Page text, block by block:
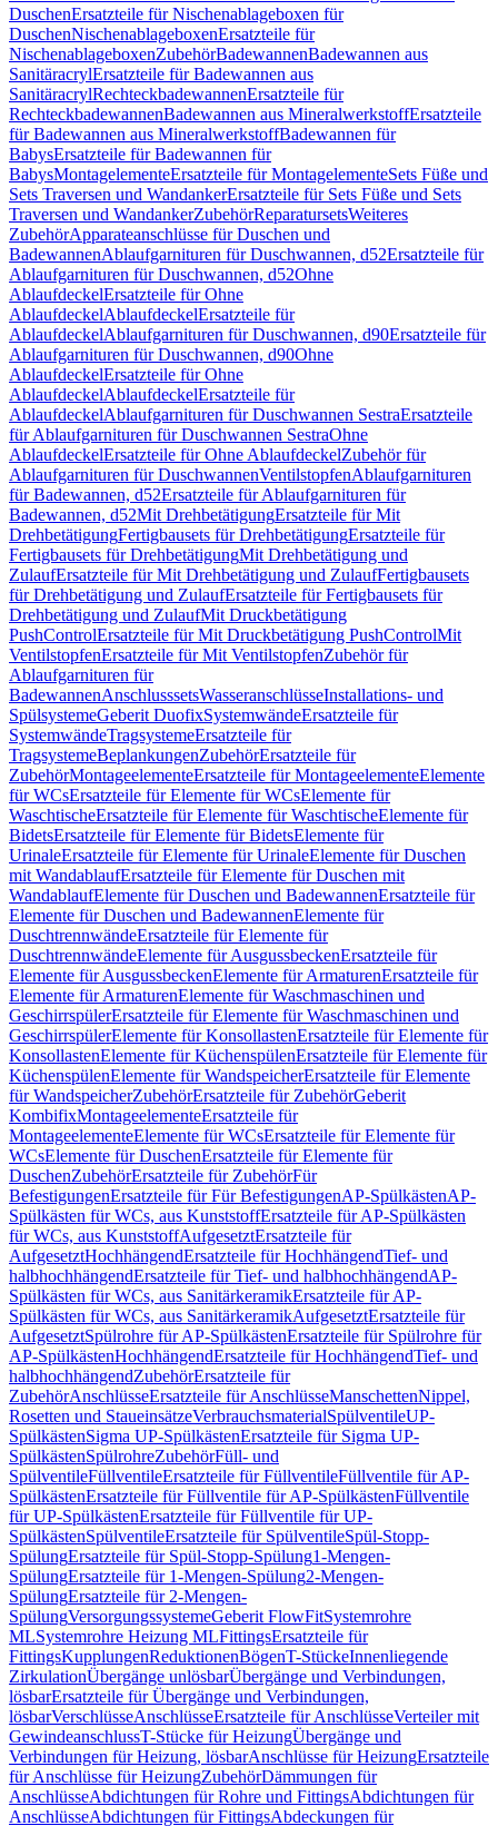
DuschenErsatzteile für Nischenablageboxen für
DuschenNischenablageboxenErsatzteile für
NischenablageboxenZubehörBadewannenBadewannen aus
SanitäracrylErsatzteile für Badewannen aus
SanitäracrylRechteckbadewannenErsatzteile für
RechteckbadewannenBadewannen aus MineralwerkstoffErsatzteile
für Badewannen aus MineralwerkstoffBadewannen für
BabysErsatzteile für Badewannen für
BabysMontagelementeErsatzteile für MontagelementeSets Füße und
Sets Traversen und WandankerErsatzteile für Sets Füße und Sets
Traversen und WandankerZubehörReparatursetsWeiteres
ZubehörApparateanschlüsse für Duschen und
BadewannenAblaufgarnituren für Duschwannen, d52Ersatzteile für
Ablaufgarnituren für Duschwannen, d52Ohne
AblaufdeckelErsatzteile für Ohne
AblaufdeckelAblaufdeckelErsatzteile für
AblaufdeckelAblaufgarnituren für Duschwannen, d90Ersatzteile für
Ablaufgarnituren für Duschwannen, d90Ohne
AblaufdeckelErsatzteile für Ohne
AblaufdeckelAblaufdeckelErsatzteile für
AblaufdeckelAblaufgarnituren für Duschwannen SestraErsatzteile
für Ablaufgarnituren für Duschwannen SestraOhne
AblaufdeckelErsatzteile für Ohne AblaufdeckelZubehör für
Ablaufgarnituren für DuschwannenVentilstopfenAblaufgarnituren
für Badewannen, d52Ersatzteile für Ablaufgarnituren für
Badewannen, d52Mit DrehbetätigungErsatzteile für Mit
DrehbetätigungFertigbausets für DrehbetätigungErsatzteile für
Fertigbausets für DrehbetätigungMit Drehbetätigung und
ZulaufErsatzteile für Mit Drehbetätigung und ZulaufFertigbausets
für Drehbetätigung und ZulaufErsatzteile für Fertigbausets für
Drehbetätigung und ZulaufMit Druckbetätigung
PushControlErsatzteile für Mit Druckbetätigung PushControlMit
VentilstopfenErsatzteile für Mit VentilstopfenZubehör für
Ablaufgarnituren für
BadewannenAnschlusssetsWasseranschlüsseInstallations- und
SpülsystemeGeberit DuofixSystemwändeErsatzteile für
SystemwändeTragsystemeErsatzteile für
TragsystemeBeplankungenZubehörErsatzteile für
ZubehörMontageelementeErsatzteile für MontageelementeElemente
für WCsErsatzteile für Elemente für WCsElemente für
WaschtischeErsatzteile für Elemente für WaschtischeElemente für
BidetsErsatzteile für Elemente für BidetsElemente für
UrinaleErsatzteile für Elemente für UrinaleElemente für Duschen
mit WandablaufErsatzteile für Elemente für Duschen mit
WandablaufElemente für Duschen und BadewannenErsatzteile für
Elemente für Duschen und BadewannenElemente für
DuschtrennwändeErsatzteile für Elemente für
DuschtrennwändeElemente für AusgussbeckenErsatzteile für
Elemente für AusgussbeckenElemente für ArmaturenErsatzteile für
Elemente für ArmaturenElemente für Waschmaschinen und
GeschirrspülerErsatzteile für Elemente für Waschmaschinen und
GeschirrspülerElemente für KonsollastenErsatzteile für Elemente für
KonsollastenElemente für KüchenspülenErsatzteile für Elemente für
KüchenspülenElemente für WandspeicherErsatzteile für Elemente
für WandspeicherZubehörErsatzteile für ZubehörGeberit
KombifixMontageelementeErsatzteile für
MontageelementeElemente für WCsErsatzteile für Elemente für
WCsElemente für DuschenErsatzteile für Elemente für
DuschenZubehörErsatzteile für ZubehörFür
BefestigungenErsatzteile für Für BefestigungenAP-SpülkästenAP-
Spülkästen für WCs, aus KunststoffErsatzteile für AP-Spülkästen
für WCs, aus KunststoffAufgesetztErsatzteile für
AufgesetztHochhängendErsatzteile für HochhängendTief- und
halbhochhängendErsatzteile für Tief- und halbhochhängendAP-
Spülkästen für WCs, aus SanitärkeramikErsatzteile für AP-
Spülkästen für WCs, aus SanitärkeramikAufgesetztErsatzteile für
AufgesetztSpülrohre für AP-SpülkästenErsatzteile für Spülrohre für
AP-SpülkästenHochhängendErsatzteile für HochhängendTief- und
halbhochhängendZubehörErsatzteile für
ZubehörAnschlüsseErsatzteile für AnschlüsseManschettenNippel,
Rosetten und StaueinsätzeVerbrauchsmaterialSpülventileUP-
SpülkästenSigma UP-SpülkästenErsatzteile für Sigma UP-
SpülkästenSpülrohreZubehörFüll- und
SpülventileFüllventileErsatzteile für FüllventileFüllventile für AP-
SpülkästenErsatzteile für Füllventile für AP-SpülkästenFüllventile
für UP-SpülkästenErsatzteile für Füllventile für UP-
SpülkästenSpülventileErsatzteile für SpülventileSpül-Stopp-
SpülungErsatzteile für Spül-Stopp-Spülung1-Mengen-
SpülungErsatzteile für 1-Mengen-Spülung2-Mengen-
SpülungErsatzteile für 2-Mengen-
SpülungVersorgungssystemeGeberit FlowFitSystemrohre
MLSystemrohre Heizung MLFittingsErsatzteile für
FittingsKupplungenReduktionenBögenT-StückeInnenliegende
ZirkulationÜbergänge unlösbarÜbergänge und Verbindungen,
lösbarErsatzteile für Übergänge und Verbindungen,
lösbarVerschlüsseAnschlüsseErsatzteile für AnschlüsseVerteiler mit
GewindeanschlussT-Stücke für HeizungÜbergänge und
Verbindungen für Heizung, lösbarAnschlüsse für HeizungErsatzteile
für Anschlüsse für HeizungZubehörDämmungen für
AnschlüsseAbdichtungen für Rohre und FittingsAbdichtungen für
AnschlüsseAbdichtungen für FittingsAbdeckungen für